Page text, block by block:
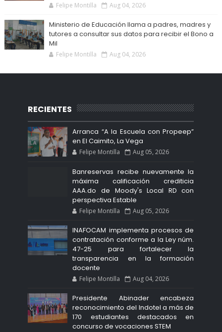
Felipe Montilla Aug 04, 2026
Ministerio de Educación llama a padres, madres y
tutores a consultar sus datos para recibir el Bono a
Mil
Felipe Montilla Aug 04, 2026
RECIENTES
Arranca “A la Escuela con Propeep”
en El Caimito, La Vega
Felipe Montilla Aug 05, 2026
Banreservas recibe nuevamente la
máxima calificación crediticia
AAA.do de Moody's Local RD con
perspectiva Estable
Felipe Montilla Aug 05, 2026
INAFOCAM implementa procesos de
contratación conforme a la Ley núm.
47-25 para fortalecer la
transparencia en la formación
docente
Felipe Montilla Aug 04, 2026
Presidente Abinader encabeza
reconocimiento del Indotel a más de
170 estudiantes destacados en
concurso de vocaciones STEM